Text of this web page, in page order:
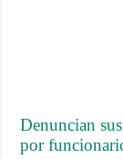
Denuncian
por